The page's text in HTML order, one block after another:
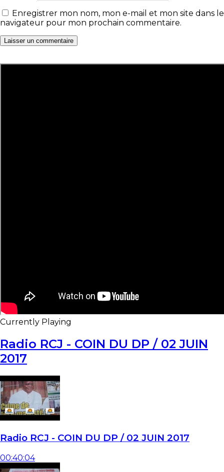
Enregistrer mon nom, mon e-mail et mon site dans le
navigateur pour mon prochain commentaire.
Currently Playing
Radio RCJ - COIN DU DP / 02 JUIN
2017
Radio RCJ - COIN DU DP / 02 JUIN 2017
00:40:04